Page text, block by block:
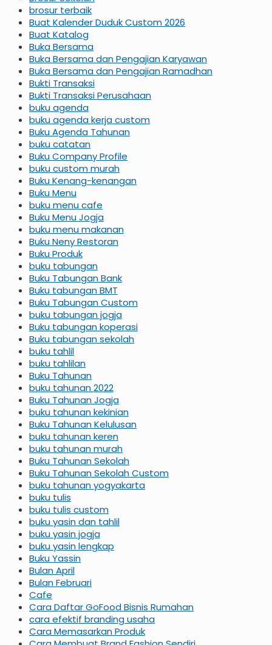
brosur terbaik
Buat Kalender Duduk Custom 2026
Buat Katalog
Buka Bersama
Buka Bersama dan Pengajian Karyawan
Buka Bersama dan Pengajian Ramadhan
Bukti Transaksi
Bukti Transaksi Perusahaan
buku agenda
buku agenda kerja custom
Buku Agenda Tahunan
buku catatan
Buku Company Profile
buku custom murah
Buku Kenang-kenangan
Buku Menu
buku menu cafe
Buku Menu Jogja
buku menu makanan
Buku Neny Restoran
Buku Produk
buku tabungan
Buku Tabungan Bank
Buku tabungan BMT
Buku Tabungan Custom
buku tabungan jogja
Buku tabungan koperasi
Buku tabungan sekolah
buku tahlil
buku tahlilan
Buku Tahunan
buku tahunan 2022
Buku Tahunan Jogja
buku tahunan kekinian
Buku Tahunan Kelulusan
buku tahunan keren
buku tahunan murah
Buku Tahunan Sekolah
Buku Tahunan Sekolah Custom
buku tahunan yogyakarta
buku tulis
buku tulis custom
buku yasin dan tahlil
buku yasin jogja
buku yasin lengkap
Buku Yassin
Bulan April
Bulan Februari
Cafe
Cara Daftar GoFood Bisnis Rumahan
cara efektif branding usaha
Cara Memasarkan Produk